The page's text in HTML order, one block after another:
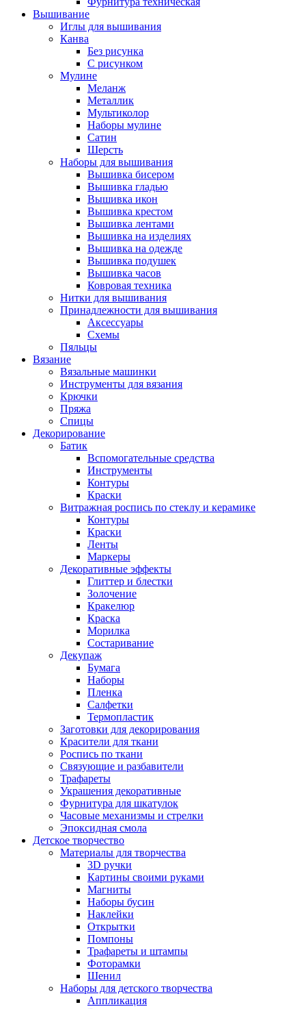
Вышивание
Иглы для вышивания
Канва
Без рисунка
С рисунком
Мулине
Меланж
Металлик
Мультиколор
Наборы мулине
Сатин
Шерсть
Наборы для вышивания
Вышивка бисером
Вышивка гладью
Вышивка икон
Вышивка крестом
Вышивка лентами
Вышивка на изделиях
Вышивка на одежде
Вышивка подушек
Вышивка часов
Ковровая техника
Нитки для вышивания
Принадлежности для вышивания
Аксессуары
Схемы
Пяльцы
Вязание
Вязальные машинки
Инструменты для вязания
Крючки
Пряжа
Спицы
Декорирование
Батик
Вспомогательные средства
Инструменты
Контуры
Краски
Витражная роспись по стеклу и керамике
Контуры
Краски
Ленты
Маркеры
Декоративные эффекты
Глиттер и блестки
Золочение
Кракелюр
Краска
Морилка
Состаривание
Декупаж
Бумага
Наборы
Пленка
Салфетки
Термопластик
Заготовки для декорирования
Красители для ткани
Роспись по ткани
Связующие и разбавители
Трафареты
Украшения декоративные
Фурнитура для шкатулок
Часовые механизмы и стрелки
Эпоксидная смола
Детское творчество
Материалы для творчества
3D ручки
Картины своими руками
Магниты
Наборы бусин
Наклейки
Открытки
Помпоны
Трафареты и штампы
Фоторамки
Шенил
Наборы для детского творчества
Аппликация